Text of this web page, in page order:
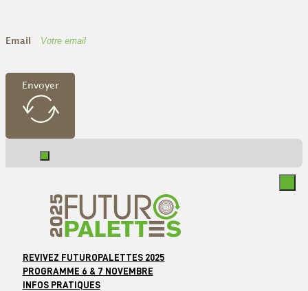
Email
Envoyer
REVIVEZ FUTUROPALETTES 2025
PROGRAMME 6 & 7 NOVEMBRE
INFOS PRATIQUES